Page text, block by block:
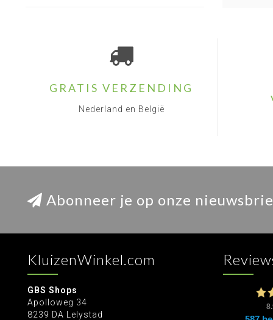
GRATIS VERZENDING
Nederland en België
Abonneer je op onze
KluizenWinkel.com
GBS Shops
Apolloweg 34
8239 DA Lelystad